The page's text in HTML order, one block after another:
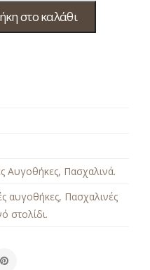
στο καλάθι
Αυγοθήκες, Πασχαλινά.
αυγοθήκες, Πασχαλινές
στολίδι.